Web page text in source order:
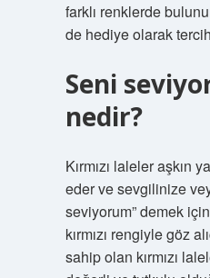
farklı renklerde
de hediye olarak
Seni
nedir?
Kırmızı laleler aşkın
eder ve sevgilinize
seviyorum” demek
kırmızı rengiyle göz
sahip olan kırmızı